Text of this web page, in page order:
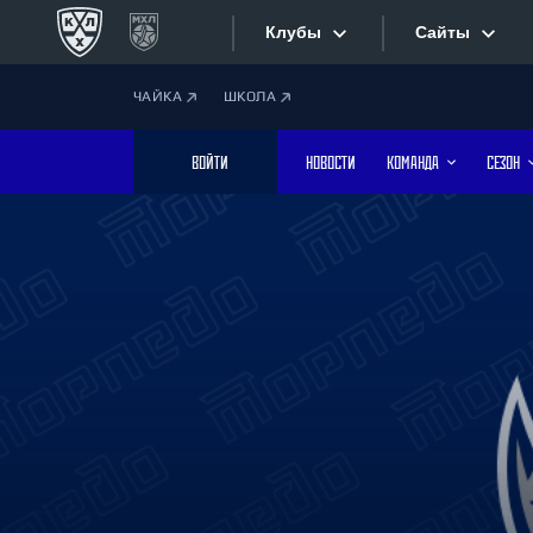
Клубы
Дивизион Боброва
Лада
Сайты
Фотобанк
ЧАЙКА ШКОЛА
ВОЙТИ НОВОСТИ КОМАНДА СЕЗОН